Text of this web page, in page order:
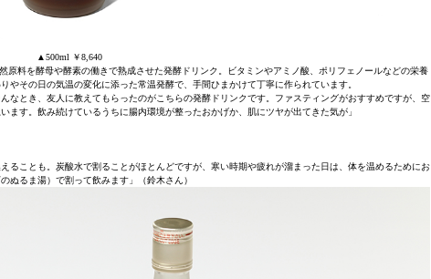
▲500ml ￥8,640
原料を酵母や酵素の働きで熟成させた発酵ドリンク。ビタミンやアミノ酸、ポリフェノールなどの栄養
やその日の気温の変化に添った常温発酵で、手間ひまかけて丁寧に作られています。
とき、友人に教えてもらったのがこちらの発酵ドリンクです。ファスティングがおすすめですが、空
ます。飲み続けているうちに腸内環境が整ったおかげか、肌にツヤが出てきた気が」
ることも。炭酸水で割ることがほとんどですが、寒い時期や疲れが溜まった日は、体を温めるためにお
ぬるま湯）で割って飲みます」（鈴木さん）